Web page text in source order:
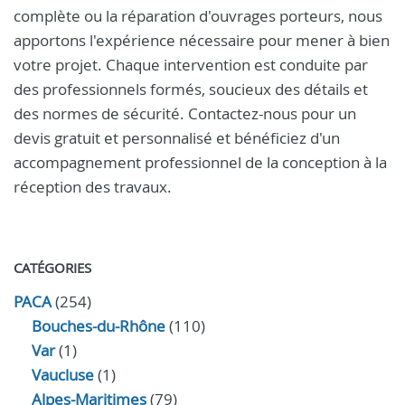
complète ou la réparation d'ouvrages porteurs, nous
apportons l'expérience nécessaire pour mener à bien
votre projet. Chaque intervention est conduite par
des professionnels formés, soucieux des détails et
des normes de sécurité. Contactez-nous pour un
devis gratuit et personnalisé et bénéficiez d'un
accompagnement professionnel de la conception à la
réception des travaux.
CATÉGORIES
PACA(254)
Bouches-du-Rhône(110)
Var(1)
Vaucluse(1)
Alpes-Maritimes(79)